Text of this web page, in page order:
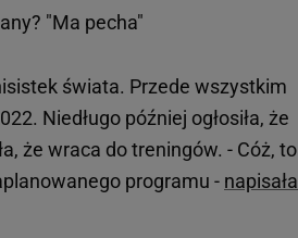
"Ma pecha"
świata. Przede wszystkim
Niedługo później ogłosiła, że
że wraca do treningów. - Cóż, to
programu - napisała